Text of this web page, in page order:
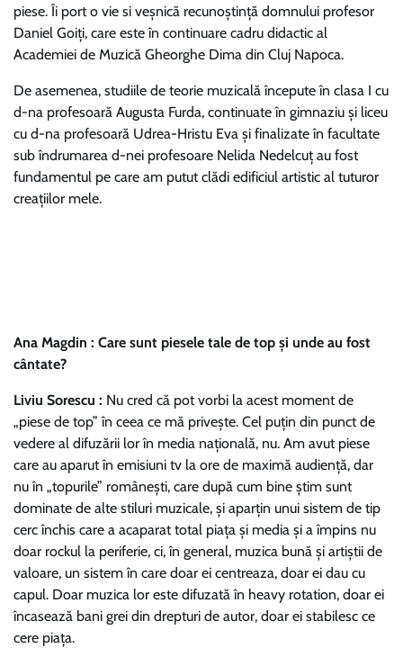
piese. Îi port o vie si veşnică recunoştinţă domnului profesor
Daniel Goiţi, care este în continuare cadru didactic al
Academiei de Muzică Gheorghe Dima din Cluj Napoca.
De asemenea, studiile de teorie muzicală începute în clasa I cu
d-na profesoară Augusta Furda, continuate în gimnaziu şi liceu
cu d-na profesoară Udrea-Hristu Eva şi finalizate în facultate
sub îndrumarea d-nei profesoare Nelida Nedelcuţ au fost
fundamentul pe care am putut clădi edificiul artistic al tuturor
creaţiilor mele.
Ana Magdin : Care sunt piesele tale de top și unde au fost
cântate?
Liviu Sorescu : Nu cred că pot vorbi la acest moment de
„piese de top” în ceea ce mă priveşte. Cel puţin din punct de
vedere al difuzării lor în media naţională, nu. Am avut piese
care au aparut în emisiuni tv la ore de maximă audienţă, dar
nu în „topurile” româneşti, care după cum bine ştim sunt
dominate de alte stiluri muzicale, şi aparţin unui sistem de tip
cerc închis care a acaparat total piaţa şi media şi a împins nu
doar rockul la periferie, ci, în general, muzica bună şi artiştii de
valoare, un sistem în care doar ei centreaza, doar ei dau cu
capul. Doar muzica lor este difuzată în heavy rotation, doar ei
încasează bani grei din drepturi de autor, doar ei stabilesc ce
cere piaţa.